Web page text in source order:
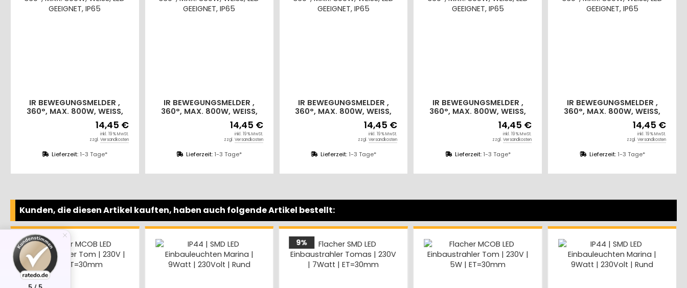
IR BEWEGUNGSMELDER ,
360°, MAX. 800W, WEISS,
LED GEEIGNET, IP65
Lieferzeit:1-3 Tage*
14,45 €
inkl. 19 % MwSt.
zzgl. Versandkosten
IR BEWEGUNGSMELDER ,
360°, MAX. 800W, WEISS,
LED GEEIGNET, IP65
Lieferzeit:1-3 Tage*
14,45 €
inkl. 19 % MwSt.
zzgl. Versandkosten
IR BEWEGUNGSMELDER ,
360°, MAX. 800W, WEISS,
LED GEEIGNET, IP65
Lieferzeit:1-3 Tage*
14,45 €
inkl. 19 % MwSt.
zzgl.Versandkosten
IR BEWEGUNGSMELDER ,
360°, MAX. 800W, WEISS,
LED GEEIGNET, IP65
Lieferzeit:1-3 Tage*
14,45 €
inkl. 19 % MwSt.
zzgl.Versandkosten
IR BEWEGUNGSMELDER ,
360°, MAX. 800W, WEISS,
LED GEEIGNET, IP65
Lieferzeit:1-3 Tage*
14,45 €
inkl. 19 % MwSt.
zzgl. Versandkosten
Kunden, die diesen Artikel kauften, haben auch folgende Artikel bestellt:
9% 9%